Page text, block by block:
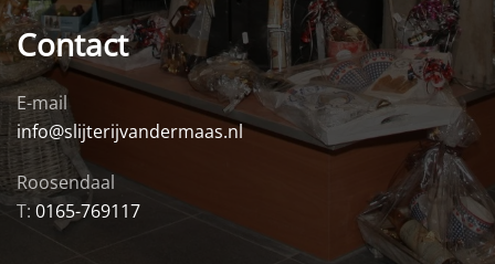
Contact
E-mail
info@slijterijvandermaas.nl
Roosendaal
T:0165-769117